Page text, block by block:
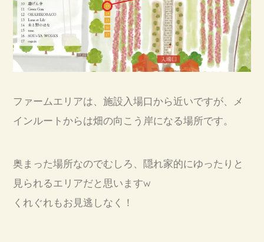
ファームエリアは、施設入場口から近いですが、メ
インルートからは畑の向こう岸になる場所です。
奥まった場所なのでむしろ、隠れ家的にゆったりと
見られるエリアだと思いますw
くれぐれもお見逃しなく！